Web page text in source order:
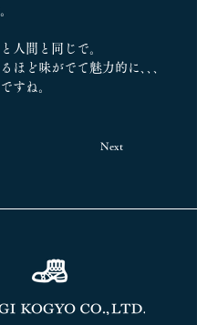
人間と同じで。
ほど味がでて魅力的に､､､
すね。
Next